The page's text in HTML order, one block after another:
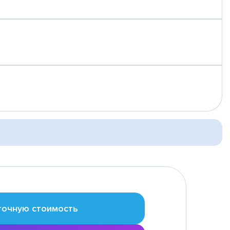
стоимость